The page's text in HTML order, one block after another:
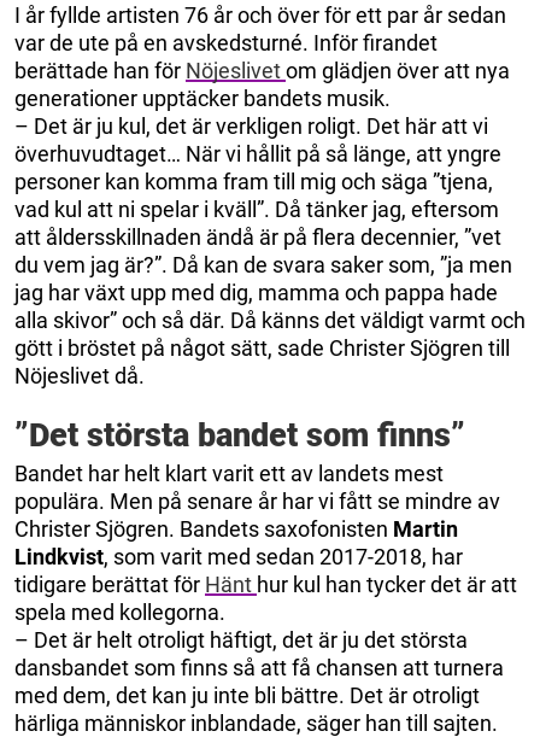
I år fyllde artisten 76 år och över för ett par år sedan
var de ute på en avskedsturné. Inför firandet
berättade han för Nöjeslivetom glädjen över att nya
generationer upptäcker bandets musik.
– Det är ju kul, det är verkligen roligt. Det här att vi
överhuvudtaget… När vi hållit på så länge, att yngre
personer kan komma fram till mig och säga ”tjena,
vad kul att ni spelar i kväll”. Då tänker jag, eftersom
att åldersskillnaden ändå är på flera decennier, ”vet
du vem jag är?”. Då kan de svara saker som, ”ja men
jag har växt upp med dig, mamma och pappa hade
alla skivor” och så där. Då känns det väldigt varmt och
gött i bröstet på något sätt, sade Christer Sjögren till
Nöjeslivet då.
”Det största bandet som finns”
Bandet har helt klart varit ett av landets mest
populära. Men på senare år har vi fått se mindre av
Christer Sjögren. Bandets saxofonisten Martin
Lindkvist, som varit med sedan 2017-2018, har
tidigare berättat för Hänt hur kul han tycker det är att
spela med kollegorna.
– Det är helt otroligt häftigt, det är ju det största
dansbandet som finns så att få chansen att turnera
med dem, det kan ju inte bli bättre. Det är otroligt
härliga människor inblandade, säger han till sajten.